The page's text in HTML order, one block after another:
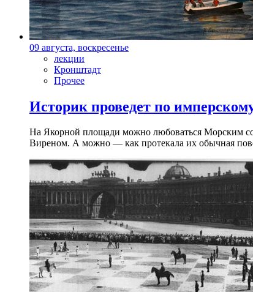
09 августа, воскресенье
лекции
Кронштадт
Прочее
Историк проведет по
На Якорной площади можно любоваться Морским
Виреном. А можно — как протекала их обычная